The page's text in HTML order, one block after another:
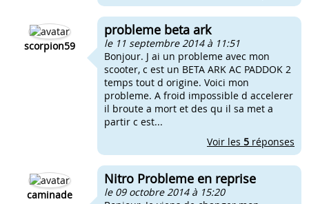
scorpion59
probleme beta ark
le 11 septembre 2014 à 11:51
Bonjour. J ai un probleme avec mon
scooter, c est un BETA ARK AC PADDOK 2
temps tout d origine. Voici mon
probleme. A froid impossible d accelerer
il broute a mort et des qu il sa met a
partir c est...
Voir les 5 réponses
caminade
Nitro Probleme en reprise
le 09 octobre 2014 à 15:20